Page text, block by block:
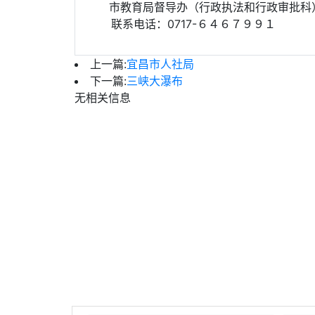
市教育局督导办（行政执法和行政审批科）
联系电话：0717-６４６７９９１
上一篇:宜昌市人社局
下一篇:三峡大瀑布
无相关信息